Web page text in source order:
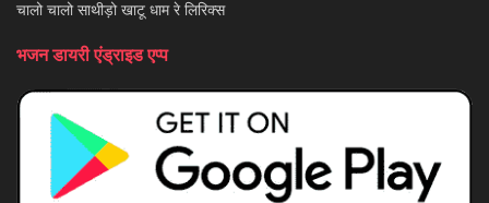
चालो चालो साथीड़ो खाटू धाम रे लिरिक्स
भजन डायरी एंड्राइड एप्प